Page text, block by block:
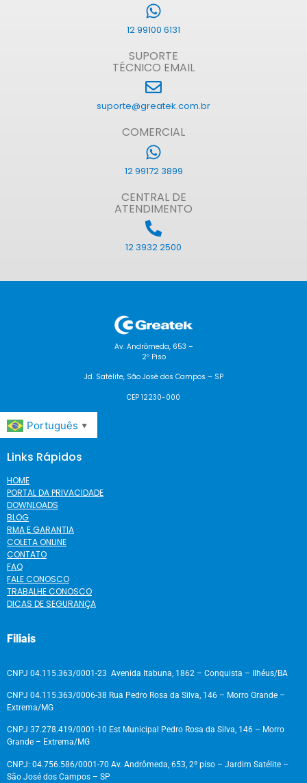
12 99100 6131
SUPORTE
TÉCNICO EMAIL
suporte@greatek.com.br
COMERCIAL
12 99172 3899
CENTRAL DE
ATENDIMENTO
12 3932 2500
Av. Andrômeda, 653 –
2º Piso
Jd. Satélite, São José dos Campos – SP
CEP 12230-000
Português ▼
Links Rápidos
HOME
PORTAL DA PRIVACIDADE
DOWNLOADS
BLOG
RMA E GARANTIA
COLETA ONLINE
CONTATO
FAQ
FALE CONOSCO
TRABALHE CONOSCO
DICAS DE SEGURANÇA
Filiais
CNPJ 04.115.363/0001-23 Avenida Itabuna, 1862 – Conquista – Ilhéus/BA
CNPJ 04.115.363/0006-38 Rua Pedro Rosa da Silva, 146 – Morro Grande –
Extrema/MG
CNPJ 37.278.419/0001-10 Est Municipal Pedro Rosa da Silva, 146 – Morro
Grande – Extrema/MG
CNPJ: 04.756.586/0001-70 Av. Andrômeda, 653, 2º piso – Jardim Satélite –
São José dos Campos – SP